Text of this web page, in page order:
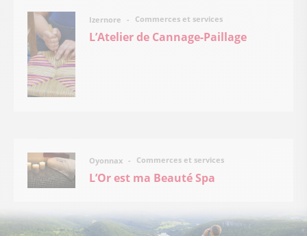
Izernore Commerces et services
L’Atelier de Cannage-Paillage
Oyonnax Commerces et services
L’Or est ma Beauté Spa